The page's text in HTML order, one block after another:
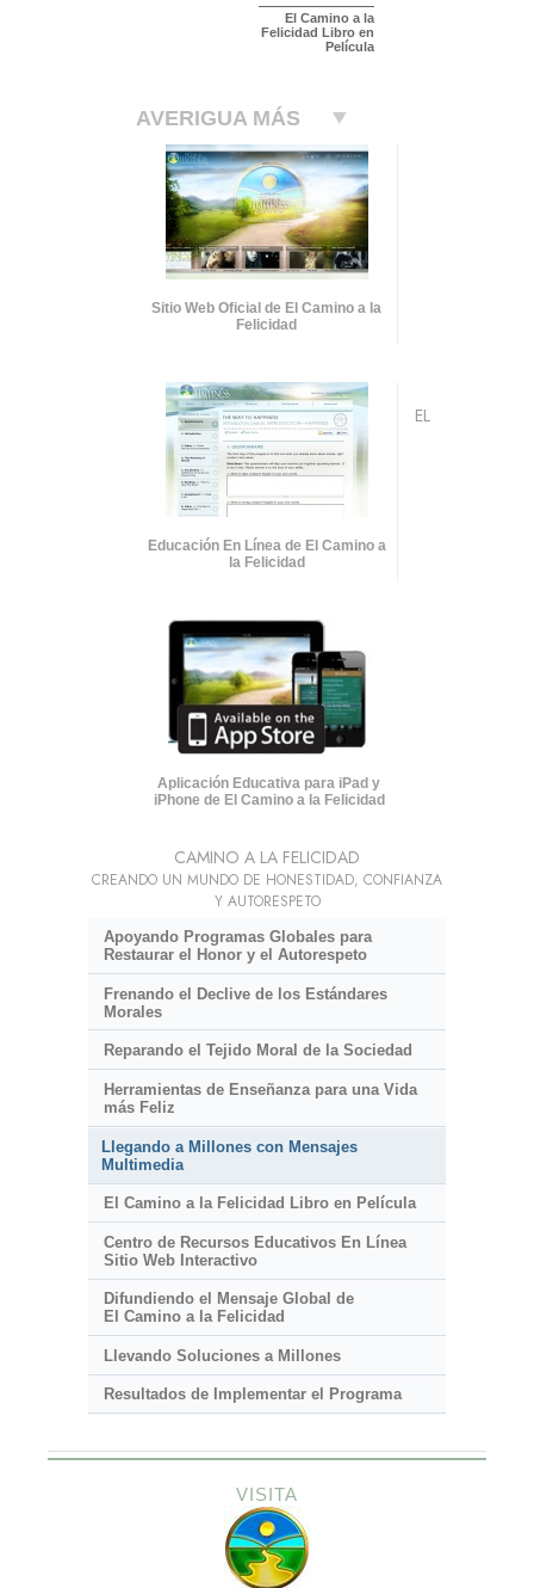
El Camino a la
Felicidad Libro en
Película
AVERIGUA MÁS
Sitio Web Oficial de El Camino a la
Felicidad
Educación En Línea de El Camino a
la Felicidad
Aplicación Educativa para iPad y
iPhone de El Camino a la Felicidad
EL
CAMINO A LA FELICIDAD
CREANDO UN MUNDO DE HONESTIDAD, CONFIANZA
Y AUTORESPETO
Apoyando Programas Globales para
Restaurar el Honor y el Autorespeto
Frenando el Declive de los Estándares
Morales
Reparando el Tejido Moral de la Sociedad
Herramientas de Enseñanza para una Vida
más Feliz
Llegando a Millones con Mensajes
Multimedia
El Camino a la Felicidad Libro en Película
Centro de Recursos Educativos En Línea
Sitio Web Interactivo
Difundiendo el Mensaje Global de
El Camino a la Felicidad
Llevando Soluciones a Millones
Resultados de Implementar el Programa
VISITA